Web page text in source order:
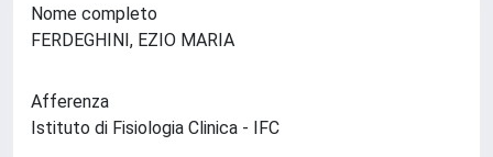
Nome completo
FERDEGHINI, EZIO MARIA
Afferenza
Istituto di Fisiologia Clinica - IFC